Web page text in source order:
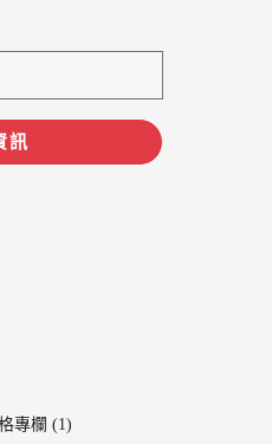
訊
專欄 (1)